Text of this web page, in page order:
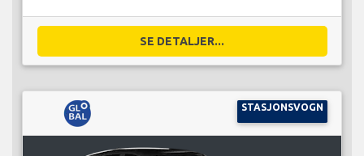
SE DETALJER...
STASJONSVOGN